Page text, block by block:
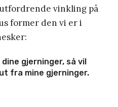
vinkling på
former den vi er i
gjerninger, så vil
fra mine gjerninger.